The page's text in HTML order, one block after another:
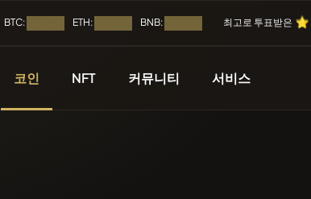
BTC: ETH: BNB: 최고로 투표받은 ⭐
⭐
⭐
⭐
코인 NFT 커뮤니티 서비스